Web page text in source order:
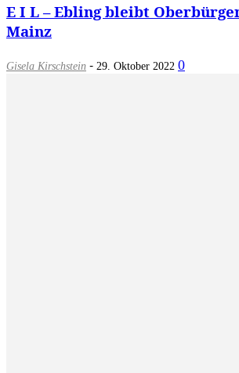
E I L – Ebling bleibt
Mainz
Gisela Kirschstein - 29. Oktober 2022 0